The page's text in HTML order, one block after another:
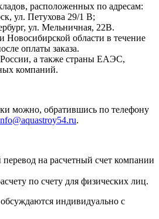
расположенных по адресам:
ул. Петухова 29/1 В;
ул. Мельничная, 22В.
Новосибирской области в течение
оплаты заказа.
а также страны ЕАЭС,
компаний.
можно, обратившись по телефону
.
перевод на расчетный счет компании
по счету для физических лиц.
индивидуально с